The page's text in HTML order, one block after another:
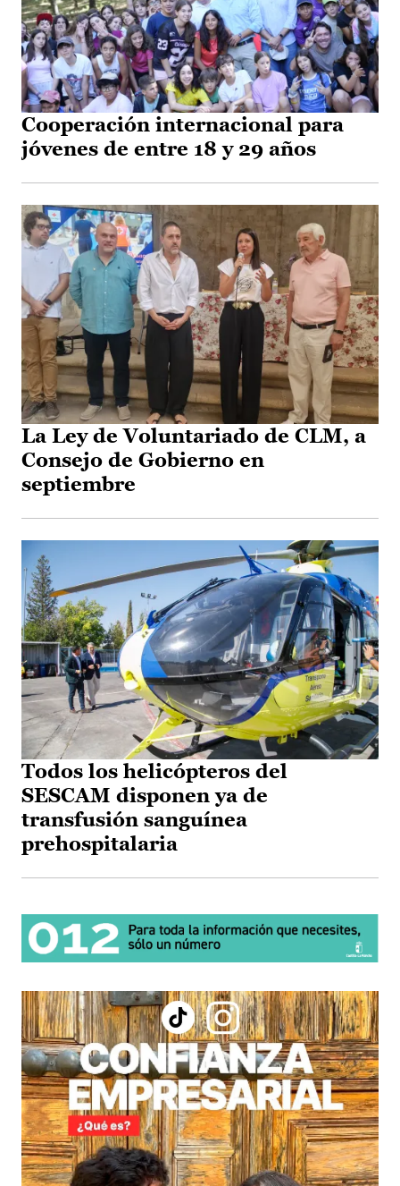
Cooperación internacional para
jóvenes de entre 18 y 29 años
La Ley de Voluntariado de CLM, a
Consejo de Gobierno en
septiembre
Todos los helicópteros del
SESCAM disponen ya de
transfusión sanguínea
prehospitalaria